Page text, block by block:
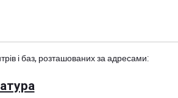
і баз, розташованих за адресами: